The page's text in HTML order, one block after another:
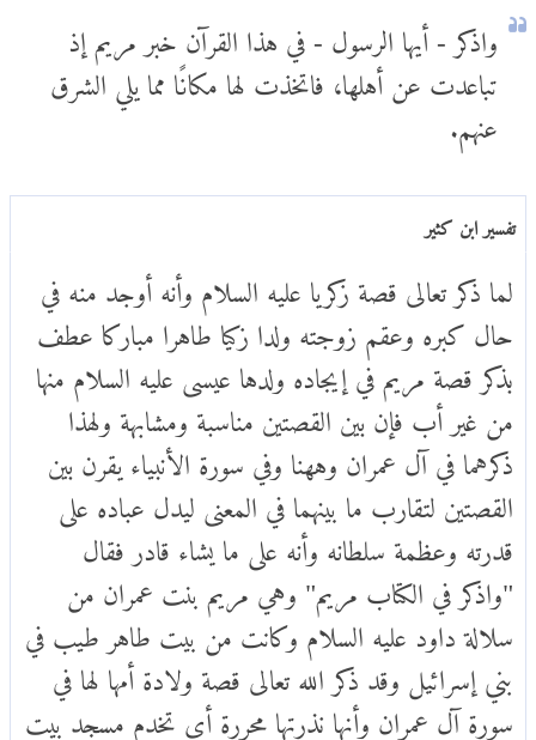
واذكر - أيها الرسول - في هذا القرآن خبر مريم إذ
تباعدت عن أهلها، فاتخذت لها مكانًا مما يلي الشرق
عنهم.
تفسير ابن كثير
لما ذكر تعالى قصة زكريا عليه السلام وأنه أوجد منه في
حال كبره وعقم زوجته ولدا زكيا طاهرا مباركا عطف
بذكر قصة مريم في إيجاده ولدها عيسى عليه السلام منها
من غير أب فإن بين القصتين مناسبة ومشابهة ولهذا
ذكرهما في آل عمران وههنا وفي سورة الأنبياء يقرن بين
القصتين لتقارب ما بينهما في المعنى ليدل عباده على
قدرته وعظمة سلطانه وأنه على ما يشاء قادر فقال
"واذكر في الكتاب مريم" وهي مريم بنت عمران من
سلالة داود عليه السلام وكانت من بيت طاهر طيب في
بني إسرائيل وقد ذكر الله تعالى قصة ولادة أمها لها في
سورة آل عمران وأنها نذرتها محررة أي تخدم مسجد بيت